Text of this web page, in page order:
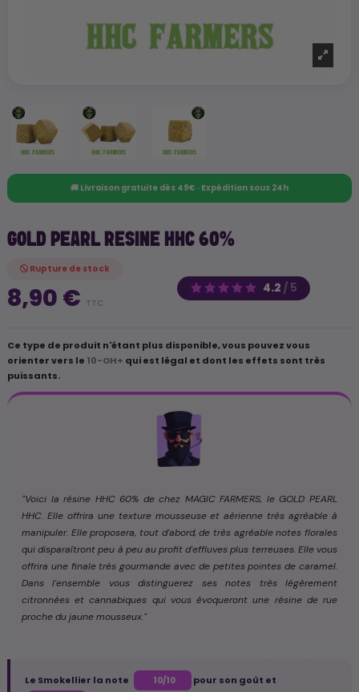
🚚 Livraison gratuite dès 49€ · Expédition sous 24h
GOLD PEARL RESINE HHC 60%
4.2 / 5
Rupture de stock
8,90 € TTC
Ce type de produit n'étant plus disponible, vous pouvez vous
orienter vers le 10-OH+ qui est légal et dont les effets sont très
puissants.
"Voici la résine HHC 60% de chez MAGIC FARMERS, le GOLD PEARL
HHC. Elle offrira une texture mousseuse et aérienne très agréable à
manipuler. Elle proposera, tout d'abord, de très agréable notes florales
qui disparaîtront peu à peu au profit d'effluves plus terreuses. Elle vous
offrira une finale très gourmande avec de petites pointes de caramel.
Dans l'ensemble vous distinguerez ses notes très légèrement
citronnées et cannabiques qui vous évoqueront une résine de rue
proche du jaune mousseux."
Le Smokellier la note 10/10 pour son goût et